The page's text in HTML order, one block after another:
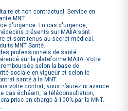
et non contractuel. Service en
MNT.
d'urgence. En cas d'urgence,
présents sur MAIIA sont
et sont tenus au secret médical.
MNT Santé.
professionnels de santé.
sur la plateforme MAIIA. Votre
selon la base de
sociale en vigueur et selon le
santé à la MNT.
votre contrat, vous n’aurez ni avance
cas échéant, la téléconsultation,
prise en charge à 100% par la MNT.